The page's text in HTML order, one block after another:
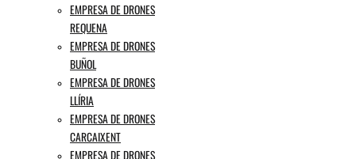
EMPRESA DE DRONES
REQUENA
EMPRESA DE DRONES
BUÑOL
EMPRESA DE DRONES
LLÍRIA
EMPRESA DE DRONES
CARCAIXENT
EMPRESA DE DRONES